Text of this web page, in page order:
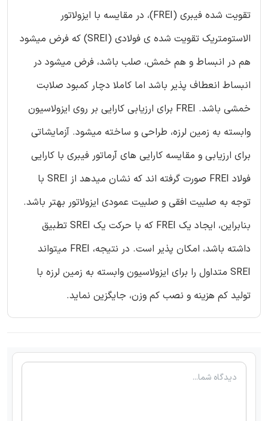
تقویت شده فیبری (FREI)، در مقایسه با ایزولاتور
الاستومتریک تقویت شده ی فولادی (SREI) که فرض میشود
هم در انبساط و هم خمش، صلب باشد، فرض میشود در
انبساط انعطاف پذیر باشد اما کاملا دچار کمبود صلابت
خمشی باشد. FREI برای ارزیابی کارایی بر روی ایزولاسیون
وابسته به زمین لرزه، طراحی و ساخته میشود. آزمایشاتی
برای ارزیابی و مقایسه کارایی های آرماتور فیبری با کارایی
فولاد FREI صورت گرفته اند که نشان میدهد از SREI با
توجه به صلبیت افقی و صلبیت عمودی ایزولاتور بهتر باشد.
بنابراین، ایجاد یک FREI که با حرکت یک SREI تطبیق
داشته باشد، امکان پذیر است. در نتیجه، FREI میتواند
SREI متداول را برای ایزولاسیون وابسته به زمین لرزه با
تولید کم هزینه و نصب کم وزن، جایگزین نماید.